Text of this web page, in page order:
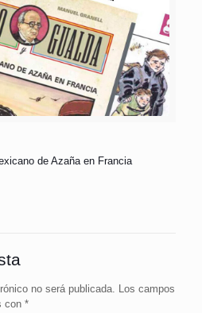
de Azaña en Francia
no será publicada. Los campos
con *